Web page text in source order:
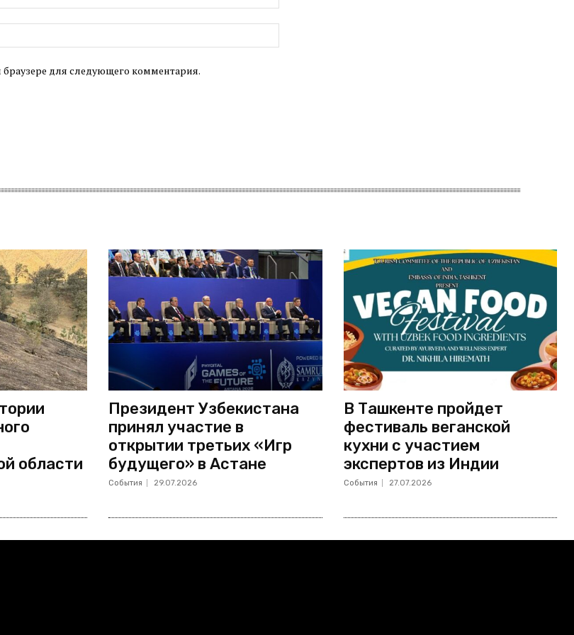
почта:*
Сайт:
для следующего комментария.
области
Президент Узбекистана
принял участие в
открытии третьих «Игр
будущего» в Астане
События 29.07.2026
В Ташкенте пройдет
фестиваль веганской
кухни с участием
экспертов из Индии
События 27.07.2026